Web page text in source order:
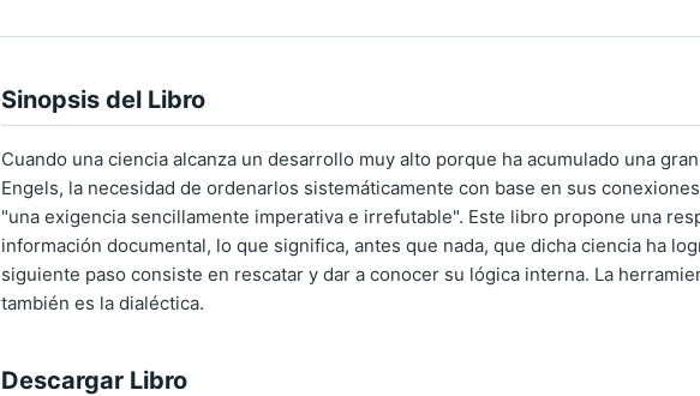
Sinopsis del Libro
Cuando una ciencia alcanza un desarrollo muy alto porque ha acumulado una
Engels, la necesidad de ordenarlos sistemáticamente con base en sus
"una exigencia sencillamente imperativa e irrefutable". Este libro propone una
información documental, lo que significa, antes que nada, que dicha ciencia ha
siguiente paso consiste en rescatar y dar a conocer su lógica interna. La
también es la dialéctica.
Descargar Libro